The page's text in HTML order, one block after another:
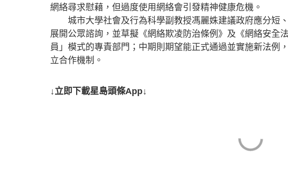
網絡尋求慰藉，但過度使用網絡會引發精神健康危機。
城市大學社會及行為科學副教授馮麗姝建議政府應分短
展開公眾諮詢，並草擬《網絡欺凌防治條例》及《網絡安全
員」模式的專責部門；中期則期望能正式通過並實施新法例
立合作機制。
↓立即下載星島頭條App↓